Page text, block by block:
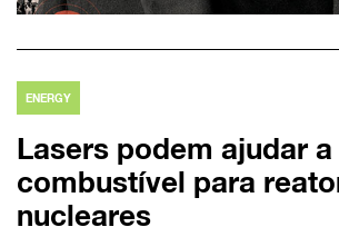
ENERGY
Lasers podem ajudar
combustível para
nucleares